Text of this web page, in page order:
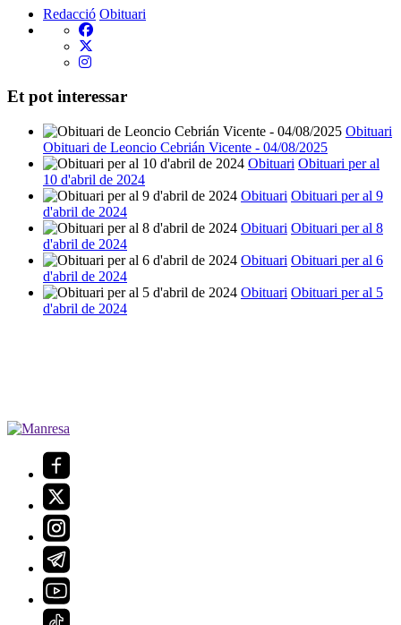
Redacció Obituari
Et pot interessar
Obituari
Obituari de Leoncio Cebrián Vicente - 04/08/2025
Obituari Obituari per al
10 d'abril de 2024
Obituari Obituari per al 9
d'abril de 2024
Obituari Obituari per al 8
d'abril de 2024
Obituari Obituari per al 6
d'abril de 2024
Obituari Obituari per al 5
d'abril de 2024